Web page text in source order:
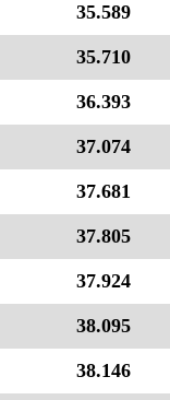
35.589
35.710
36.393
37.074
37.681
37.805
37.924
38.095
38.146